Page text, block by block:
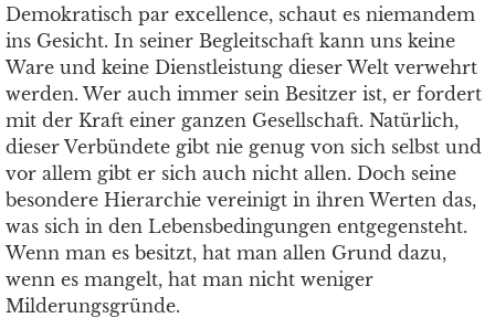
Demokratisch par excellence, schaut es niemandem
ins Gesicht. In seiner Begleitschaft kann uns keine
Ware und keine Dienstleistung dieser Welt verwehrt
werden. Wer auch immer sein Besitzer ist, er fordert
mit der Kraft einer ganzen Gesellschaft. Natürlich,
dieser Verbündete gibt nie genug von sich selbst und
vor allem gibt er sich auch nicht allen. Doch seine
besondere Hierarchie vereinigt in ihren Werten das,
was sich in den Lebensbedingungen entgegensteht.
Wenn man es besitzt, hat man allen Grund dazu,
wenn es mangelt, hat man nicht weniger
Milderungsgründe.